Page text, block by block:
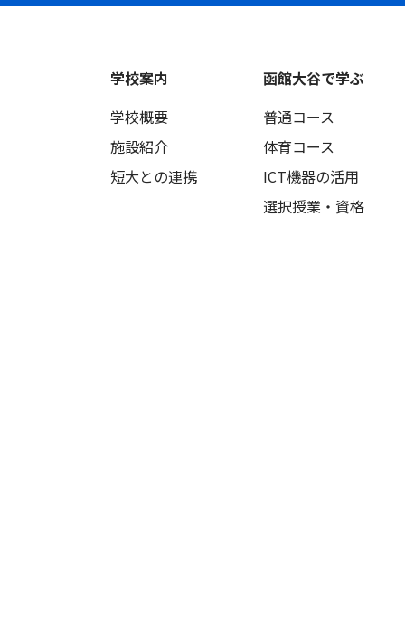
学校案内
学校概要
施設紹介
短大との連携
函館大谷で学ぶ
普通コース
体育コース
ICT機器の活用
選択授業・資格